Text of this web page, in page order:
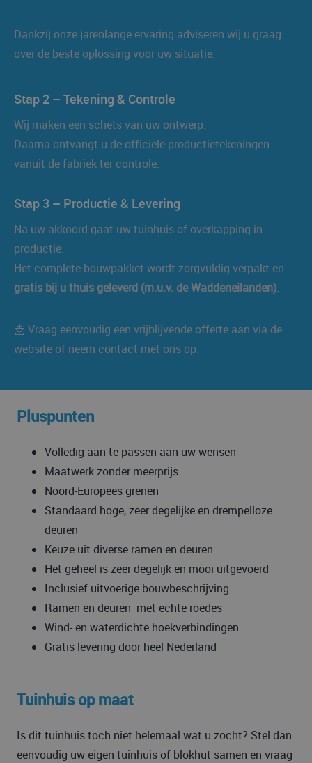
Dankzij onze jarenlange ervaring adviseren wij u graag
over de beste oplossing voor uw situatie.
Stap 2 – Tekening & Controle
Wij maken een schets van uw ontwerp.
Daarna ontvangt u de officiële productietekeningen
vanuit de fabriek ter controle.
Stap 3 – Productie & Levering
Na uw akkoord gaat uw tuinhuis of overkapping in
productie.
Het complete bouwpakket wordt zorgvuldig verpakt en
gratis bij u thuis geleverd (m.u.v. de Waddeneilanden).
📩 Vraag eenvoudig een vrijblijvende offerte aan via de
website of neem contact met ons op.
Pluspunten
Volledig aan te passen aan uw wensen
Maatwerk zonder meerprijs
Noord-Europees grenen
Standaard hoge, zeer degelijke en drempelloze
deuren
Keuze uit diverse ramen en deuren
Het geheel is zeer degelijk en mooi uitgevoerd
Inclusief uitvoerige bouwbeschrijving
Ramen en deuren met echte roedes
Wind- en waterdichte hoekverbindingen
Gratis levering door heel Nederland
Tuinhuis op maat
Is dit tuinhuis toch niet helemaal wat u zocht? Stel dan
eenvoudig uw eigen tuinhuis of blokhut samen en vraag